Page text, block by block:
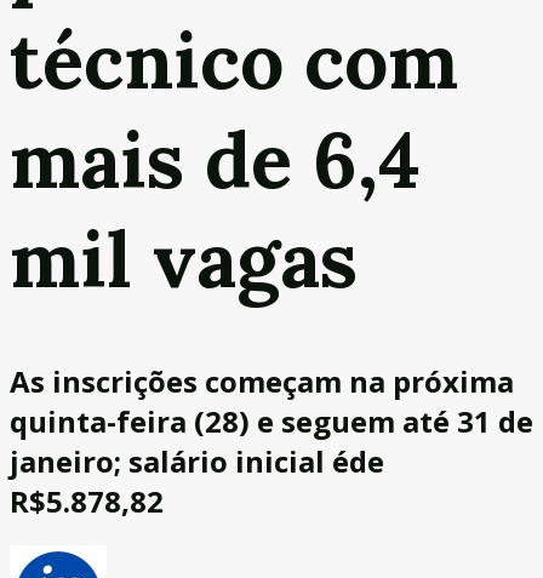
técnico com
mais de 6,4
mil vagas
As inscrições começam na próxima
quinta-feira (28) e seguem até 31 de
janeiro; salário inicial éde
R$5.878,82